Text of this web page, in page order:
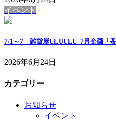
イベント
7/1～7 雑貨屋ULUULU_7月企画「
2026年6月24日
カテゴリー
お知らせ
イベント